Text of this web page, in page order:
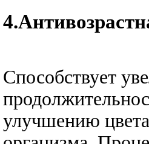
Способствует
улучшению